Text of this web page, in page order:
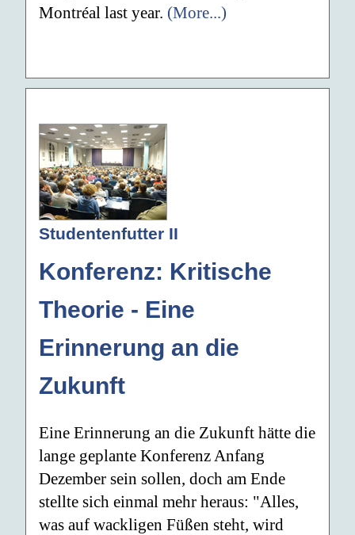
Montréal last year. (More...)
Studentenfutter II
Konferenz: Kritische
Theorie - Eine
Erinnerung an die
Zukunft
Eine Erinnerung an die Zukunft hätte die
lange geplante Konferenz Anfang
Dezember sein sollen, doch am Ende
stellte sich einmal mehr heraus: "Alles,
was auf wackligen Füßen steht, wird